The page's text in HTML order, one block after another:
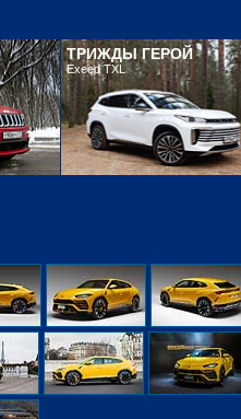
ТРИЖДЫ ГЕРОЙ
Exeed TXL